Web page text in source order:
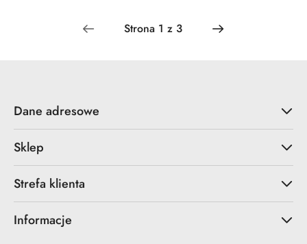
Dane adresowe
Sklep
Strefa klienta
Informacje